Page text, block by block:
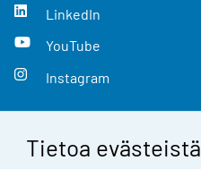
Tietoa evästeistä
LinkedIn
YouTube
Instagram
Yhteystiedot